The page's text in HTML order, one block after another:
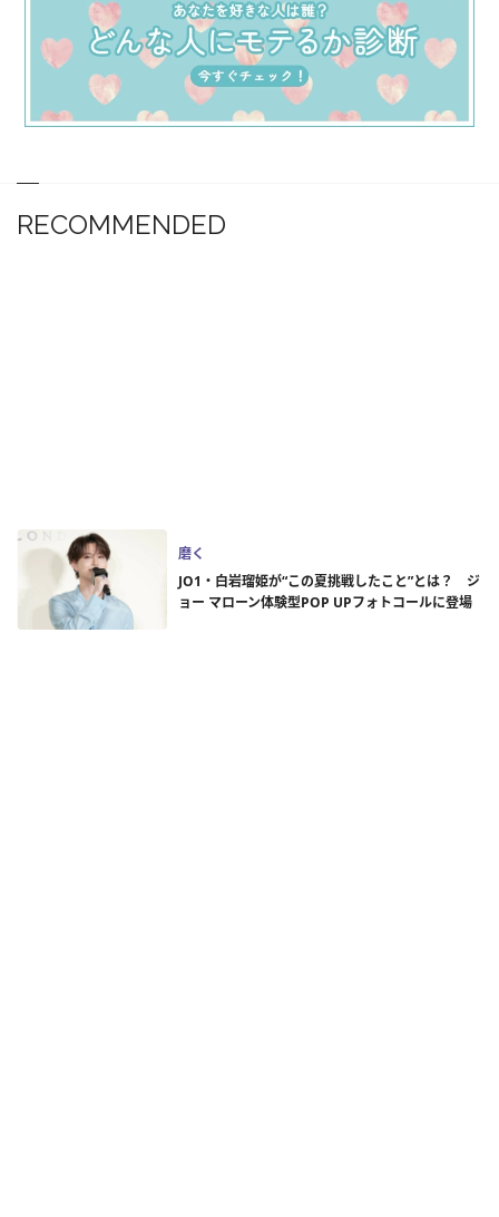
RECOMMENDED
磨く
JO1・白岩瑠姫が“この夏挑戦したこと”とは？ ジ
ョー マローン体験型POP UPフォトコールに登場